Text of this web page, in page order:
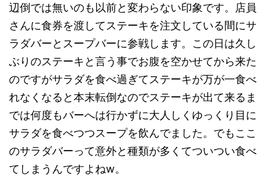
辺倒では無いのも以前と変わらない印象です。店員
さんに食券を渡してステーキを注文している間にサ
ラダバーとスープバーに参戦します。この日は久し
ぶりのステーキと言う事でお腹を空かせてから来た
のですがサラダを食べ過ぎてステーキが万が一食べ
れなくなると本末転倒なのでステーキが出て来るま
では何度もバーへは行かずに大人しくゆっくり目に
サラダを食べつつスープを飲んでました。でもここ
のサラダバーって意外と種類が多くてついつい食べ
てしまうんですよねw。